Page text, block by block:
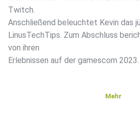
Twitch.
Anschließend beleuchtet Kevin das
LinusTechTips. Zum Abschluss
von ihren
Erlebnissen auf der gamescom 2023.
Mehr